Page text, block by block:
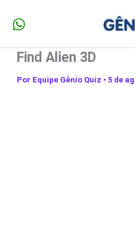
para
conteúdoFind Alien 3D
Por Equipe Gênio Quiz • 5 de